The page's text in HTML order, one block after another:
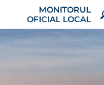
MONITORUL
OFICIAL LOCAL